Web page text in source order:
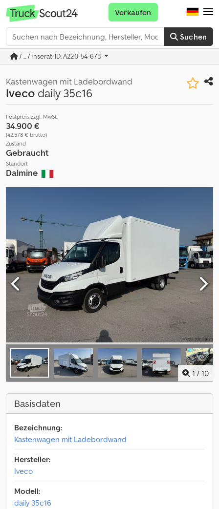
Suchen
Verkaufen
/ ... / Inserat-ID: A220-54-673
Kastenwagen mit Ladebordwand
Iveco daily 35c16
Festpreis zzgl. MwSt.
34.900 €
(42.578 € brutto)
Zustand
Gebraucht
Standort
Dalmine
1 / 10
Basisdaten
Bezeichnung:
Kastenwagen mit Ladebordwand
Hersteller:
Iveco
Modell:
daily 35c16